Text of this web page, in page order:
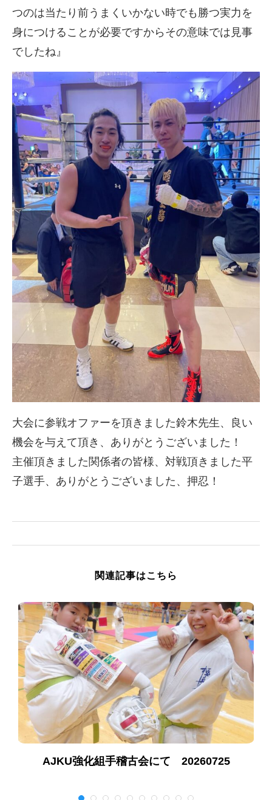
つのは当たり前うまくいかない時でも勝つ実力を
身につけることが必要ですからその意味では見事
でしたね』
大会に参戦オファーを頂きました鈴木先生、良い
機会を与えて頂き、ありがとうございました！
主催頂きました関係者の皆様、対戦頂きました平
子選手、ありがとうございました、押忍！
関連記事はこちら
AJKU強化組手稽古会にて 20260725